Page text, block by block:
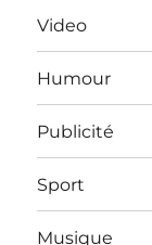
Video
Humour
Publicité
Sport
Musique